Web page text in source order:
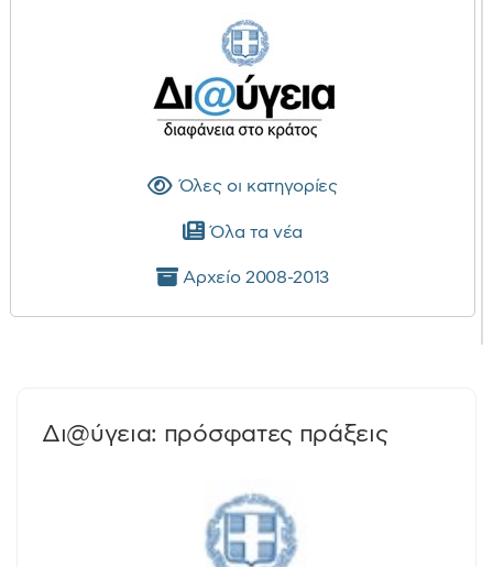
Όλες οι κατηγορίες
Όλα τα νέα
Αρχείο 2008-2013
Δι@ύγεια: πρόσφατες πράξεις